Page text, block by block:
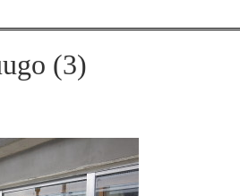
(3)